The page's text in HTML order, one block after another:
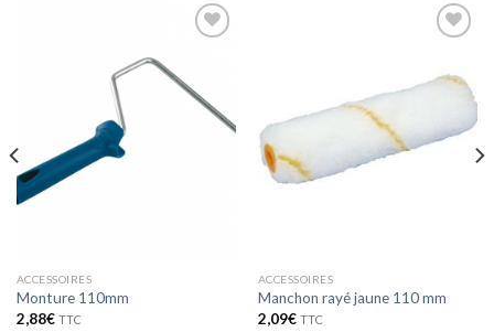
Ajouter
à la
wishlist
ACCESSOIRES
Monture 110mm
2,88€ TTC
ACCESSOIRES
Manchon rayé jaune 110 mm
2,09€ TTC